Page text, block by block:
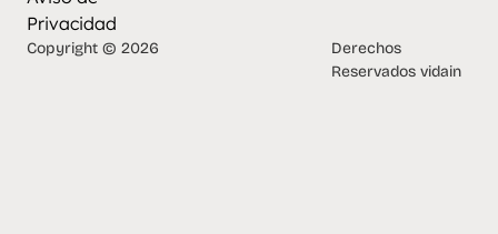
Privacidad
Copyright © 2026
Derechos
Reservados vidain